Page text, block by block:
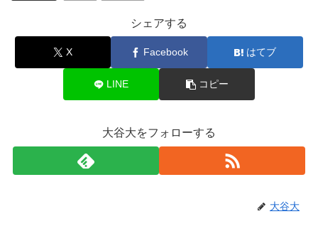
シェアする
X Facebook はてブ
LINE コピー
大谷大をフォローする
大谷大